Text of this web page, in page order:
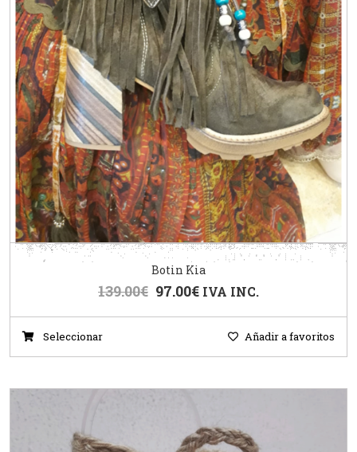
Botin Kia
139.00€ 97.00€ IVA INC.
Seleccionar Añadir a favoritos